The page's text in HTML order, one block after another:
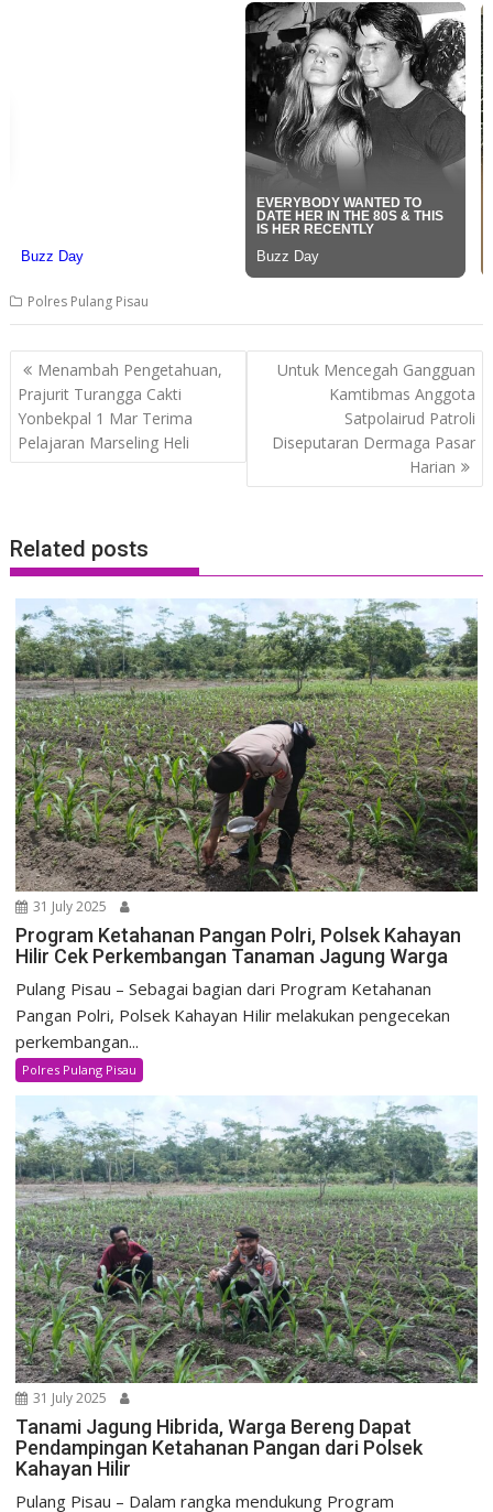
Polres Pulang Pisau
Post
navigation
Menambah Pengetahuan,
Prajurit Turangga Cakti
Yonbekpal 1 Mar Terima
Pelajaran Marseling Heli
Untuk Mencegah Gangguan
Kamtibmas Anggota
Satpolairud Patroli
Diseputaran Dermaga Pasar
Harian
Related posts
31 July 2025
Program Ketahanan Pangan Polri, Polsek Kahayan
Hilir Cek Perkembangan Tanaman Jagung Warga
Pulang Pisau – Sebagai bagian dari Program Ketahanan
Pangan Polri, Polsek Kahayan Hilir melakukan pengecekan
perkembangan...
Polres Pulang Pisau
31 July 2025
Tanami Jagung Hibrida, Warga Bereng Dapat
Pendampingan Ketahanan Pangan dari Polsek
Kahayan Hilir
Pulang Pisau – Dalam rangka mendukung Program